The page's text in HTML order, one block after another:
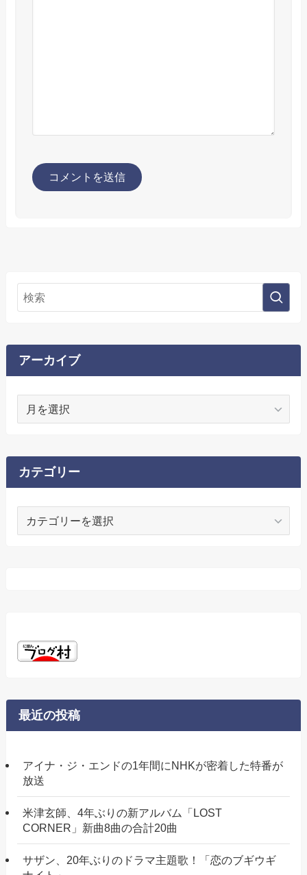
アーカイブ
イ
ブ
カテゴリー
最近の投稿
アイナ・ジ・エンドの1年間にNHKが密着した特番が
放送
米津玄師、4年ぶりの新アルバム「LOST
CORNER」新曲8曲の合計20曲
サザン、20年ぶりのドラマ主題歌！「恋のブギウギ